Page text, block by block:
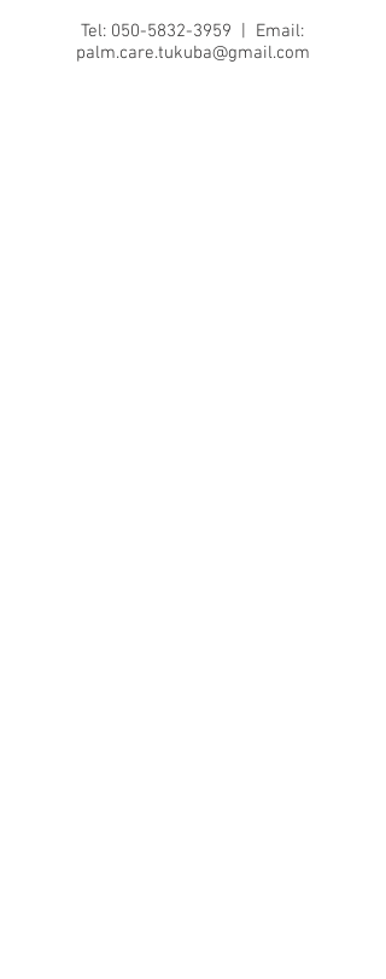
Tel: 050-5832-3959 | Email:
palm.care.tukuba@gmail.com